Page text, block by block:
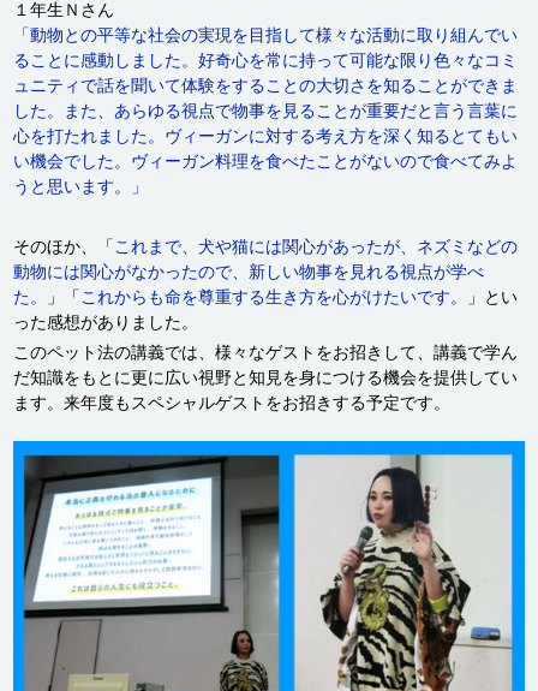
１年生Ｎさん
「動物との平等な社会の実現を目指して様々な活動に取り組んでい
ることに感動しました。好奇心を常に持って可能な限り色々なコミ
ュニティで話を聞いて体験をすることの大切さを知ることができま
した。また、あらゆる視点で物事を見ることが重要だと言う言葉に
心を打たれました。ヴィーガンに対する考え方を深く知るとてもい
い機会でした。ヴィーガン料理を食べたことがないので食べてみよ
うと思います。」
そのほか、「 これまで、犬や猫には関心があったが、ネズミなどの
動物には関心がなかったので、新しい物事を見れる視点が学べ
た。
」「 これからも命を尊重する生き方を心がけたいです。
」とい
った感想がありました。
このペット法の講義では、様々なゲストをお招きして、講義で学ん
だ知識をもとに更に広い視野と知見を身につける機会を提供してい
ます。来年度もスペシャルゲストをお招きする予定です。